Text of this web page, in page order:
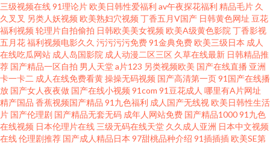
元网页人口 日韩熟女成人 超碰勉费人妻 人人操人人 中文字幕A∨码 草莓视频
在线播放
三级视频在线91理论片欧美日韩性爱福利 av午夜探花福利 精品毛片 久
久叉叉 另类人妖视频 欧美熟妇穴视频 丁香五月V国产 日韩黄色网址 豆花
福利视频 轮理片自拍偷拍 日韩欧美美女视频 欧美A级黄色影院 丁香影视
五月花福利视频电影久久 污污污污免费91金典免费欧美三级日本 成人
在线吃瓜网站 成人岛国影院 成人动漫二区三区 久草在线最新 日韩精品推
荐 国产精品一区自拍 男人天堂a片123 另类视频欧美 国产在线直播 亚洲
卡一卡二 成人在线免费看黄操操无码视频 国产高清第一页91国产在线播
放 国产女人夜夜做 国产在线小视频 91com 91豆花成人 哪里有A片网址
精产国品 香蕉视频国产精品 91九色福利 成人国产无线视欧美日韩性生活
片 国产伦理剧 国产精品无套无码 成年人网站免费 国产精品100091九色
在线视频 日本伦理片在线 三级无码在线天堂 久久成人亚洲 日本中文视频
在线伦理剧推荐 国产成人精品日本 97甜桃品种介绍 91插插插欧美SE第